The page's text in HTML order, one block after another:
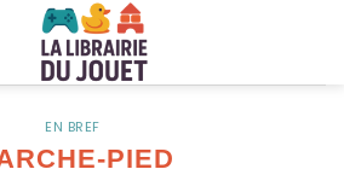
EN BREF
PIED